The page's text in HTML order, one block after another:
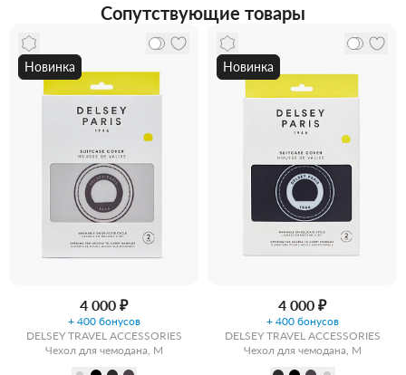
Сопутствующие товары
Новинка
4 000 ₽
+ 400 бонусов
DELSEY TRAVEL ACCESSORIES
Чехол для чемодана, M
Новинка
4 000 ₽
+ 400 бонусов
DELSEY TRAVEL ACCESSORIES
Чехол для чемодана, M